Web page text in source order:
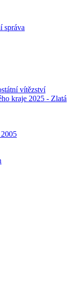
správa
vítězství
kraje 2025 - Zlatá